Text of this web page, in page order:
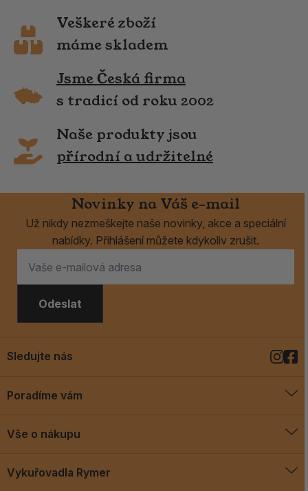
Veškeré zboží
máme skladem
Jsme Česká firma
s tradicí od roku 2002
Naše produkty jsou
přírodní a udržitelné
Novinky na Váš e-mail
Už nikdy nezmeškejte naše novinky, akce a speciální
nabídky. Přihlášení můžete kdykoliv zrušit.
Odeslat
Poradíme vám
Blog
Vše o nákupu
Vykuřovadla Rymer
Sledujte nás